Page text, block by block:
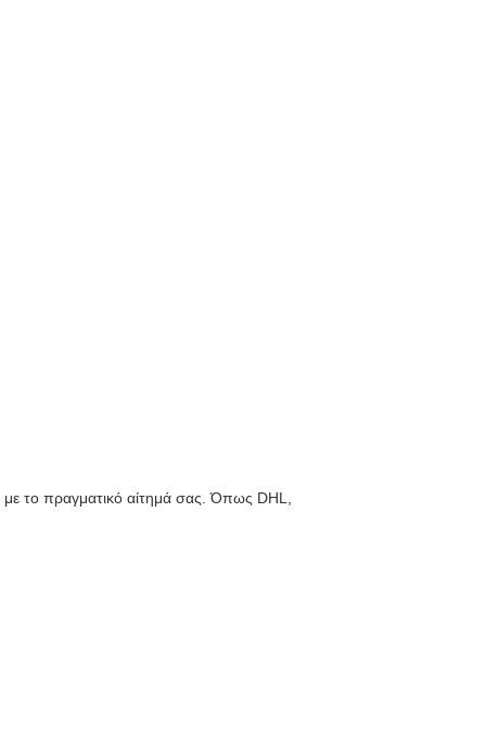
το πραγματικό αίτημά σας. Όπως DHL,